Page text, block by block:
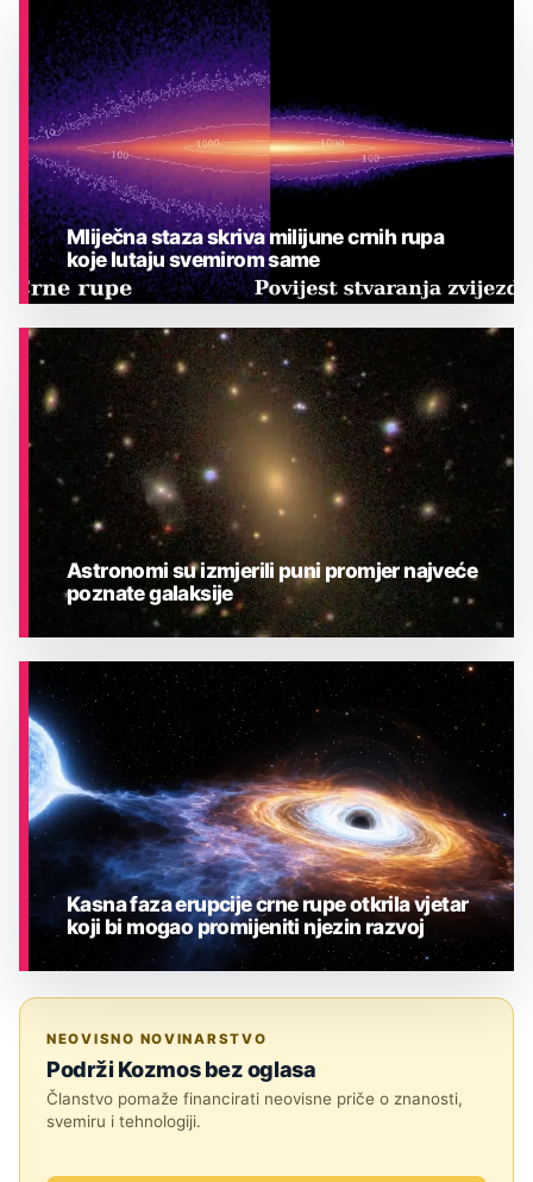
ASTRONOMIJA
Mliječna staza skriva milijune crnih rupa
koje lutaju svemirom same
ASTRONOMIJA
Astronomi su izmjerili puni promjer najveće
poznate galaksije
Kasna faza erupcije crne rupe otkrila vjetar
koji bi mogao promijeniti njezin razvoj
NEOVISNO NOVINARSTVO
Podrži Kozmos bez oglasa
Članstvo pomaže financirati neovisne priče o znanosti,
svemiru i tehnologiji.